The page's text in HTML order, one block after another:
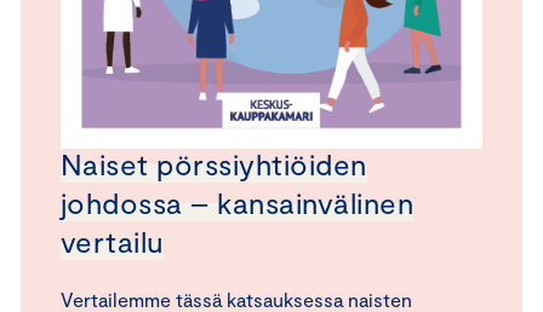
Naiset pörssiyhtiöiden
johdossa – kansainvälinen
vertailu
Vertailemme tässä katsauksessa naisten